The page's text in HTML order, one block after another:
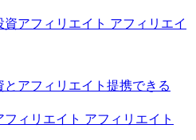
アフィリエイ
アフィリエイト提携できる
アフィリエイト